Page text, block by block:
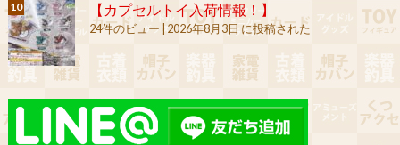
【カプセルトイ入荷情報！】
24件のビュー |2026年8月3日 に投稿された